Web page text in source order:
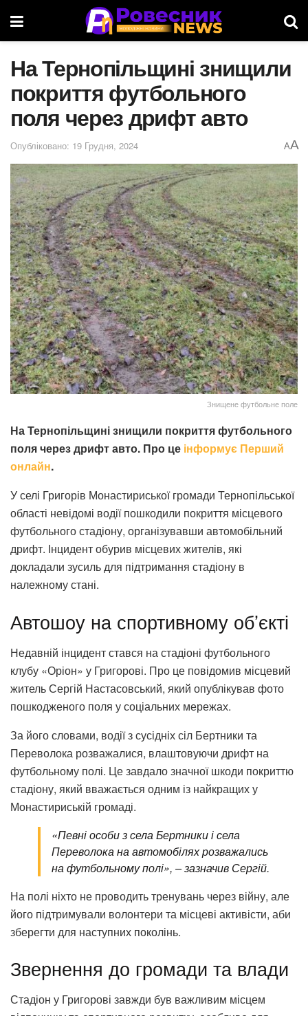
На Тернопільщині знищили
покриття футбольного
поля через дрифт авто
Опубліковано: 19 Грудня, 2024 AA
Знищене футбольне поле
На Тернопільщині знищили покриття футбольного
поля через дрифт авто. Про це інформує Перший
онлайн.
У селі Григорів Монастириської громади Тернопільської
області невідомі водії пошкодили покриття місцевого
футбольного стадіону, організувавши автомобільний
дрифт. Інцидент обурив місцевих жителів, які
докладали зусиль для підтримання стадіону в
належному стані.
Автошоу на спортивному об’єкті
Недавній інцидент стався на стадіоні футбольного
клубу «Оріон» у Григорові. Про це повідомив місцевий
житель Сергій Настасовський, який опублікував фото
пошкодженого поля у соціальних мережах.
За його словами, водії з сусідніх сіл Бертники та
Переволока розважалися, влаштовуючи дрифт на
футбольному полі. Це завдало значної шкоди покриттю
стадіону, який вважається одним із найкращих у
Монастириській громаді.
«Певні особи з села Бертники і села
Переволока на автомобілях розважались
на футбольному полі», – зазначив Сергій.
На полі ніхто не проводить тренувань через війну, але
його підтримували волонтери та місцеві активісти, аби
зберегти для наступних поколінь.
Звернення до громади та влади
Стадіон у Григорові завжди був важливим місцем